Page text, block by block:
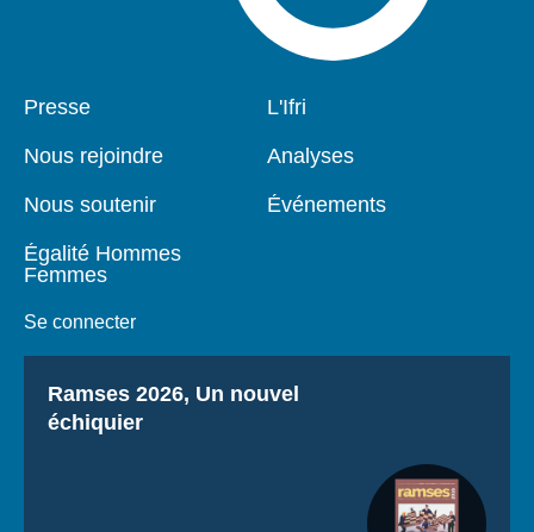
Pied
Presse
Nous rejoindre
Nous soutenir
Égalité Hommes
Femmes
Se connecter
Navigation
L'Ifri
Analyses
Événements
Titre
Ramses 2026, Un nouvel
échiquier